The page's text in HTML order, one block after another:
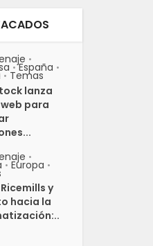
•
• España •
• Temas
lanza
para
•
• Europa •
y
hacia la